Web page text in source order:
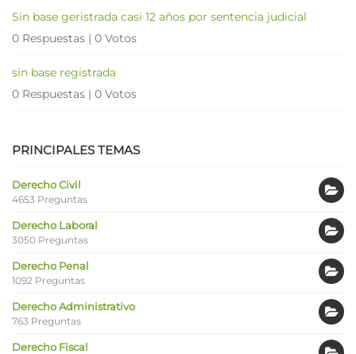
Sin base geristrada casi 12 años por sentencia judicial
0 Respuestas | 0 Votos
sin base registrada
0 Respuestas | 0 Votos
PRINCIPALES TEMAS
Derecho Civil
4653 Preguntas
Derecho Laboral
3050 Preguntas
Derecho Penal
1092 Preguntas
Derecho Administrativo
763 Preguntas
Derecho Fiscal